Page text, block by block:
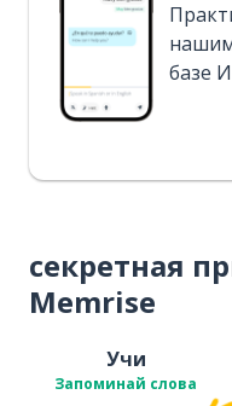
базе
секретная
Memrise
Учи
Запоминай слова